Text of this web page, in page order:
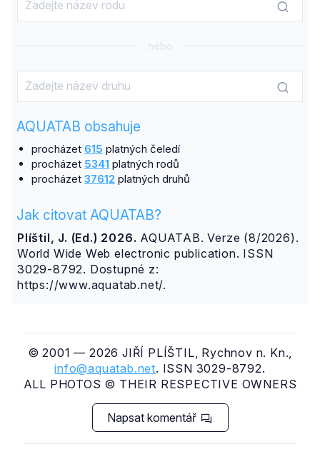
nebo
AQUATAB obsahuje
procházet 615 platných čeledí
procházet 5341 platných rodů
procházet 37612 platných druhů
Jak citovat AQUATAB?
Plíštil, J. (Ed.) 2026. AQUATAB. Verze (8/2026).
World Wide Web electronic publication. ISSN
3029-8792. Dostupné z:
https://www.aquatab.net/.
© 2001 — 2026 JIŘÍ PLÍŠTIL, Rychnov n. Kn.,
info@aquatab.net. ISSN 3029-8792.
ALL PHOTOS © THEIR RESPECTIVE OWNERS
Napsat komentář